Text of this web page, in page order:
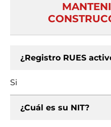
¿Registro RUES
Si
¿Cuál es su NIT?